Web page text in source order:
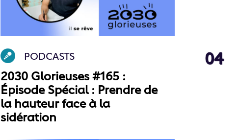
PODCASTS
2030 Glorieuses #165 :
Épisode Spécial : Prendre de
la hauteur face à la
sidération
04